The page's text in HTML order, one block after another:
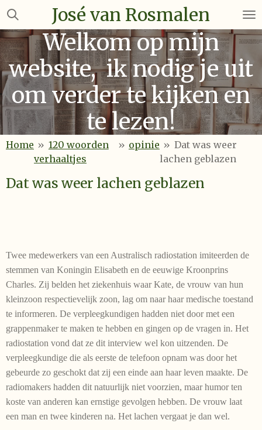
Ga
naar
de
hoofdinhoud
José van Rosmalen
Welkom op mijn
website, ik nodig je uit
om verder te kijken en
te lezen!
Home » 120 woorden
verhaaltjes
» opinie » Dat was weer
lachen geblazen
Dat was weer lachen geblazen
Twee medewerkers van een Australisch radiostation imiteerden de
stemmen van Koningin Elisabeth en de eeuwige Kroonprins
Charles. Zij belden het ziekenhuis waar Kate, de vrouw van hun
kleinzoon respectievelijk zoon, lag om naar haar medische toestand
te informeren. De verpleegkundigen hadden niet door met een
grappenmaker te maken te hebben en gingen op de vragen in. Het
radiostation vond dat ze dit interview wel kon uitzenden. De
verpleegkundige die als eerste de telefoon opnam was door het
gebeurde zo geschokt dat zij een einde aan haar leven maakte. De
radiomakers hadden dit natuurlijk niet voorzien, maar humor ten
koste van anderen kan ernstige gevolgen hebben. De vrouw laat
een man en twee kinderen na. Het lachen vergaat je dan wel.